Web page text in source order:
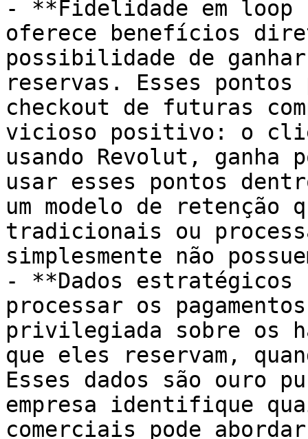
- **Fidelidade em loop
oferece benefícios
possibilidade de
reservas. Esses pontos
checkout de futuras
vicioso positivo: o
usando Revolut,
usar esses pontos
um modelo de retenção
tradicionais ou
simplesmente não
- **Dados estratégicos
processar os
privilegiada sobre os
que eles reservam,
Esses dados são ouro
empresa identifique
comerciais pode